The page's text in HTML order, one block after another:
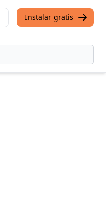
Instalar gratis